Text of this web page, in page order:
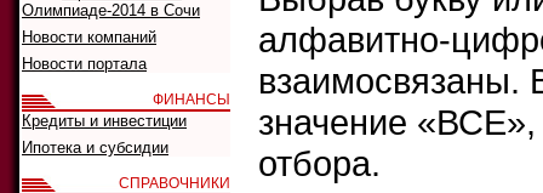
алфавитно-
взаимосвязаны.
значение
отбора.
Олимпиаде-2014 в Сочи
Новости компаний
Новости портала
ФИНАНСЫ
Кредиты и инвестиции
Ипотека и субсидии
СПРАВОЧНИКИ